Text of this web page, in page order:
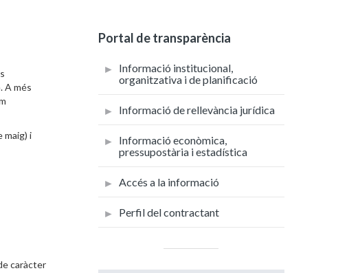
A més
maig) i
caràcter
Portal de transparència
Informació institucional,
organitzativa i de planificació
Informació de rellevància jurídica
Informació econòmica,
pressupostària i estadística
Accés a la informació
Perfil del contractant